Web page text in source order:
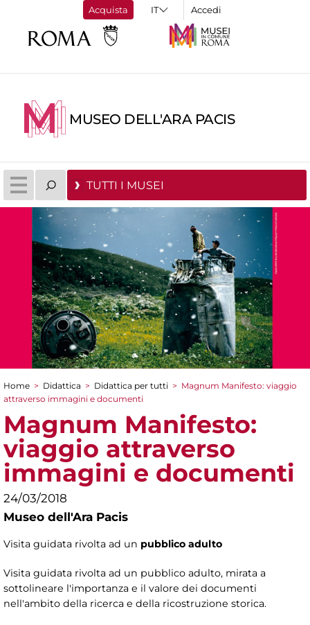
Acquista Accedi
MUSEO DELL'ARA PACIS
TUTTI I MUSEI
Tu sei qui
Home > Didattica > Didattica per tutti > Magnum Manifesto: viaggio
attraverso immagini e documenti
Magnum Manifesto:
viaggio attraverso
immagini e documenti
24/03/2018
Museo dell'Ara Pacis
Visita guidata rivolta ad un pubblico adulto
Visita guidata rivolta ad un pubblico adulto, mirata a
sottolineare l'importanza e il valore dei documenti
nell'ambito della ricerca e della ricostruzione storica.